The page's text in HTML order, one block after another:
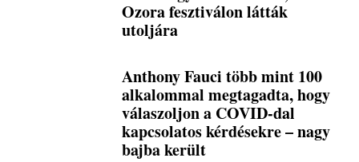
Ozora fesztiválon látták
utoljára
Anthony Fauci több mint 100
alkalommal megtagadta, hogy
válaszoljon a COVID-dal
kapcsolatos kérdésekre – nagy
bajba került